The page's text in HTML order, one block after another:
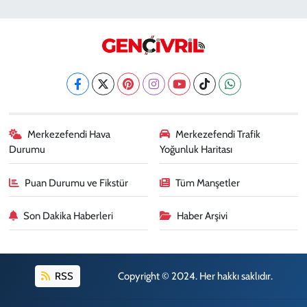
Yol Tarifi Al
Fatıma Şentürk Eczanesi
Erman Eczanesi
KARAHASANLI MAH. 2040 SOK. NO:11 B
0 (258) 361 43 49 Yol Tarifi Al
Merkezefendi Hava
Durumu
Merkezefendi Trafik
Yoğunluk Haritası
Puan Durumu ve Fikstür Tüm Manşetler
Son Dakika Haberleri Haber Arşivi
RSS Copyright © 2024. Her hakkı saklıdır.